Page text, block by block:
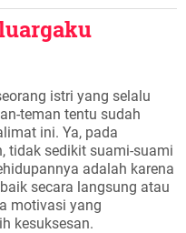
istri yang selalu
teman tentu sudah
ini. Ya, pada
tidak sedikit suami-suami
adalah karena
secara langsung atau
motivasi yang
kesuksesan.